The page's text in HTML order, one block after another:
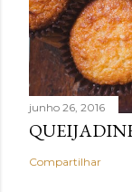
junho 26, 2016
Compartilhar